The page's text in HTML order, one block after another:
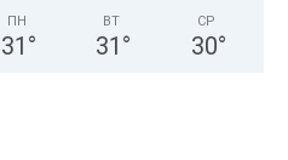
ПН
31 °
ВТ
31 °
СР
30°